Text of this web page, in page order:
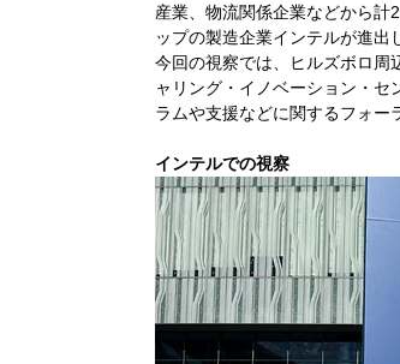
産業、物流関係企業などから計
ップの製造企業インテルが進出
今回の視察では、ヒルズボロ周
ャリング・イノベーション・
ラムや支援などに関するフォー
インテルでの視察